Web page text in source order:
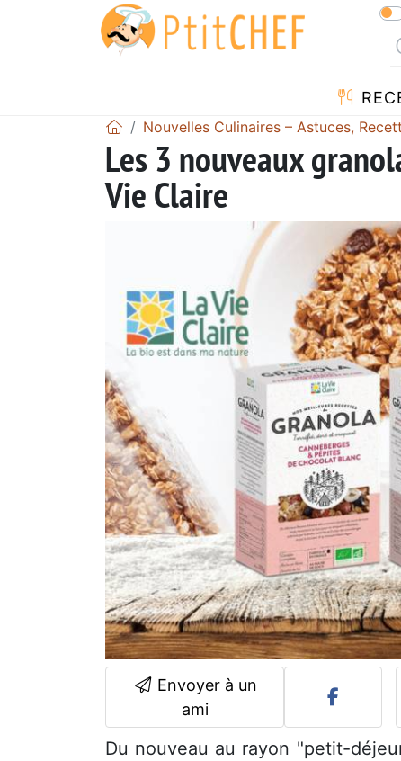
Nouvelles Culinaires – Astuces,
Les 3 nouveaux
Vie Claire
Envoyer à un
ami
Du nouveau au rayon "petit-